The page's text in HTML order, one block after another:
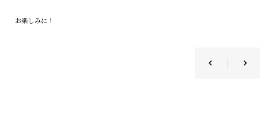
お楽しみに！